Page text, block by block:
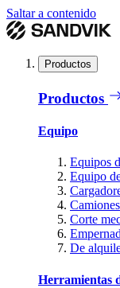
Saltar a contenido
Productos
Productos
Equipo
Equipos
Equipo
Camiones
Corte
De
Herramientas